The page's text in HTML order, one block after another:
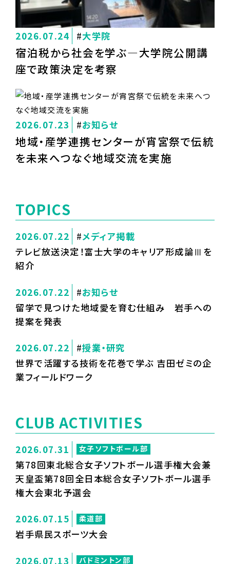
2026.07.24 大学院
宿泊税から社会を学ぶ―大学院公開講
座で政策決定を考察
2026.07.23 お知らせ
地域・産学連携センターが宵宮祭で伝統
を未来へつなぐ地域交流を実施
TOPICS
2026.07.22
メディア掲載
テレビ放送決定！富士大学のキャリア形成論Ⅲを
紹介
2026.07.22
お知らせ
留学で見つけた地域愛を育む仕組み 岩手への
提案を発表
2026.07.22
授業・研究
世界で活躍する技術を花巻で学ぶ 吉田ゼミの企
業フィールドワーク
CLUB ACTIVITIES
2026.07.31 女子ソフトボール部
第78回東北総合女子ソフトボール選手権大会兼
天皇盃第78回全日本総合女子ソフトボール選手
権大会東北予選会
2026.07.15 柔道部
岩手県民スポーツ大会
2026.07.13 バドミントン部